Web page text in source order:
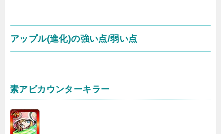
アップル(進化)の強い点/弱い点
素アビカウンターキラー